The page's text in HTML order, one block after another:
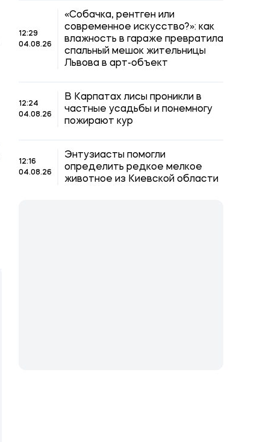
12:29
04.08.26
«Собачка, рентген или
современное искусство?»: как
влажность в гараже превратила
спальный мешок жительницы
Львова в арт-объект
12:24
04.08.26
В Карпатах лисы проникли в
частные усадьбы и понемногу
пожирают кур
12:16
04.08.26
Энтузиасты помогли
определить редкое мелкое
животное из Киевской области